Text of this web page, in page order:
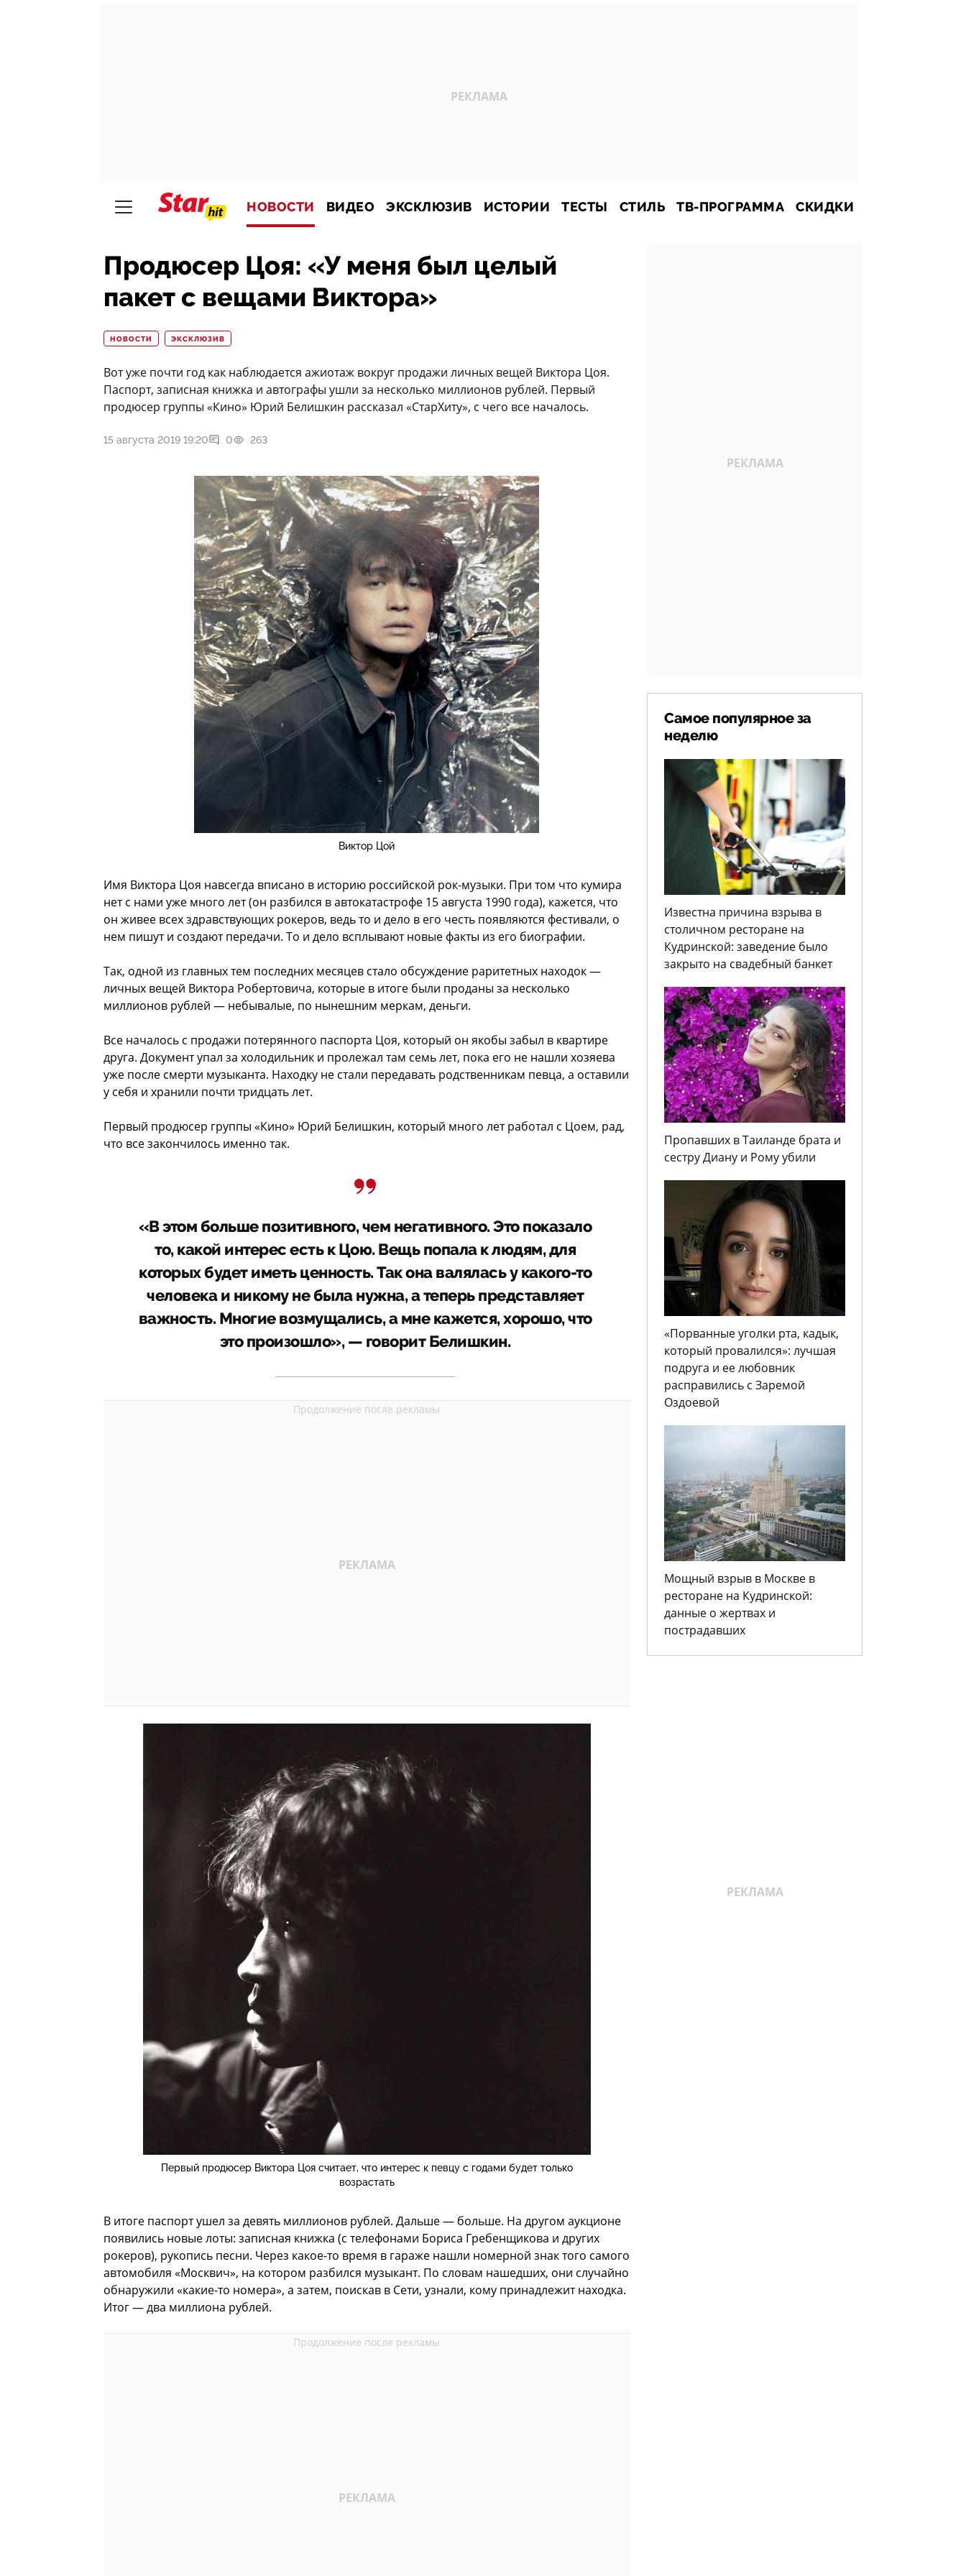
НОВОСТИ ВИДЕО ЭКСКЛЮЗИВ ИСТОРИИ ТЕСТЫ СТИЛЬ ТВ-ПРОГРАММА СКИДКИ
Продюсер Цоя: «У меня был целый
пакет с вещами Виктора»
НОВОСТИ ЭКСКЛЮЗИВ
Вот уже почти год как наблюдается ажиотаж вокруг продажи личных вещей Виктора Цоя.
Паспорт, записная книжка и автографы ушли за несколько миллионов рублей. Первый
продюсер группы «Кино» Юрий Белишкин рассказал «СтарХиту», с чего все началось.
15 августа 2019 19:20 0 263
Виктор Цой
Имя Виктора Цоя навсегда вписано в историю российской рок-музыки. При том что кумира
нет с нами уже много лет (он разбился в автокатастрофе 15 августа 1990 года), кажется, что
он живее всех здравствующих рокеров, ведь то и дело в его честь появляются фестивали, о
нем пишут и создают передачи. То и дело всплывают новые факты из его биографии.
Так, одной из главных тем последних месяцев стало обсуждение раритетных находок —
личных вещей Виктора Робертовича, которые в итоге были проданы за несколько
миллионов рублей — небывалые, по нынешним меркам, деньги.
Все началось с продажи потерянного паспорта Цоя, который он якобы забыл в квартире
друга. Документ упал за холодильник и пролежал там семь лет, пока его не нашли хозяева
уже после смерти музыканта. Находку не стали передавать родственникам певца, а оставили
у себя и хранили почти тридцать лет.
Первый продюсер группы «Кино» Юрий Белишкин, который много лет работал с Цоем, рад,
что все закончилось именно так.
«В этом больше позитивного, чем негативного. Это показало
то, какой интерес есть к Цою. Вещь попала к людям, для
которых будет иметь ценность. Так она валялась у какого-то
человека и никому не была нужна, а теперь представляет
важность. Многие возмущались, а мне кажется, хорошо, что
это произошло», — говорит Белишкин.
Первый продюсер Виктора Цоя считает, что интерес к певцу с годами будет только
возрастать
В итоге паспорт ушел за девять миллионов рублей. Дальше — больше. На другом аукционе
появились новые лоты: записная книжка (с телефонами Бориса Гребенщикова и других
рокеров), рукопись песни. Через какое-то время в гараже нашли номерной знак того самого
автомобиля «Москвич», на котором разбился музыкант. По словам нашедших, они случайно
обнаружили «какие-то номера», а затем, поискав в Сети, узнали, кому принадлежит находка.
Итог — два миллиона рублей.
Самое популярное за
неделю
Известна причина взрыва в
столичном ресторане на
Кудринской: заведение было
закрыто на свадебный банкет
Пропавших в Таиланде брата и
сестру Диану и Рому убили
«Порванные уголки рта, кадык,
который провалился»: лучшая
подруга и ее любовник
расправились с Заремой
Оздоевой
Мощный взрыв в Москве в
ресторане на Кудринской:
данные о жертвах и
пострадавших